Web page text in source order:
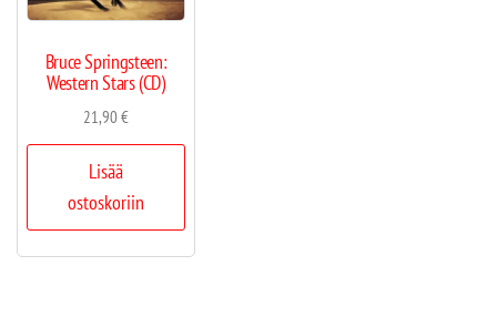
Bruce Springsteen:
Western Stars (CD)
21,90€
Lisää
ostoskoriin